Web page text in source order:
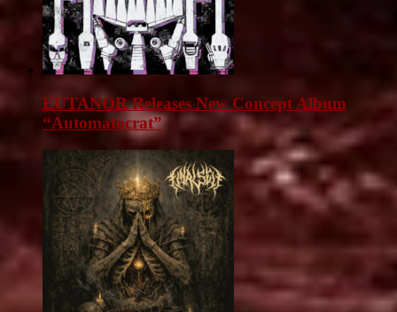
EUTANOR Releases New Concept Album
“Automatocrat”